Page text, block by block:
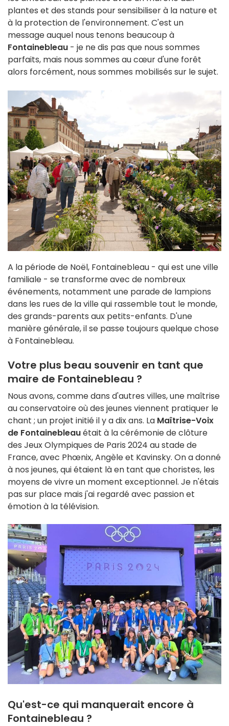
plantes et des stands pour sensibiliser à la nature et
à la protection de l'environnement. C'est un
message auquel nous tenons beaucoup à
Fontainebleau - je ne dis pas que nous sommes
parfaits, mais nous sommes au cœur d'une forêt
alors forcément, nous sommes mobilisés sur le sujet.
A la période de Noël, Fontainebleau - qui est une ville
familiale - se transforme avec de nombreux
événements, notamment une parade de lampions
dans les rues de la ville qui rassemble tout le monde,
des grands-parents aux petits-enfants. D'une
manière générale, il se passe toujours quelque chose
à Fontainebleau.
Votre plus beau souvenir en tant que
maire de Fontainebleau ?
Nous avons, comme dans d'autres villes, une maîtrise
au conservatoire où des jeunes viennent pratiquer le
chant ; un projet initié il y a dix ans. La Maîtrise-Voix
de Fontainebleauétait à la cérémonie de clôture
des Jeux Olympiques de Paris 2024 au stade de
France, avec Phœnix, Angèle et Kavinsky. On a donné
à nos jeunes, qui étaient là en tant que choristes, les
moyens de vivre un moment exceptionnel. Je n'étais
pas sur place mais j'ai regardé avec passion et
émotion à la télévision.
Qu'est-ce qui manquerait encore à
Fontainebleau ?